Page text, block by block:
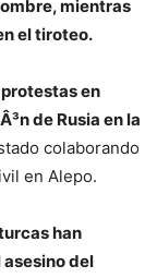
mientras
el tiroteo.
protestas en
de Rusia en la
colaborando
en Alepo.
han
asesino del